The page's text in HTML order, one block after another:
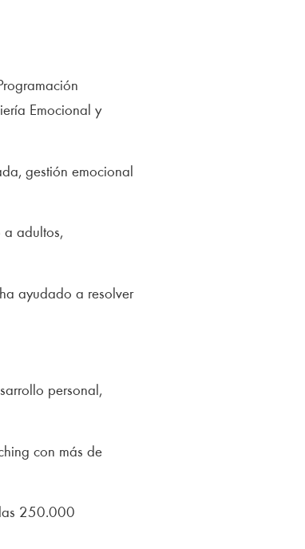
Emocional y
gestión emocional
adultos,
ayudado a resolver
personal,
con más de
250.000